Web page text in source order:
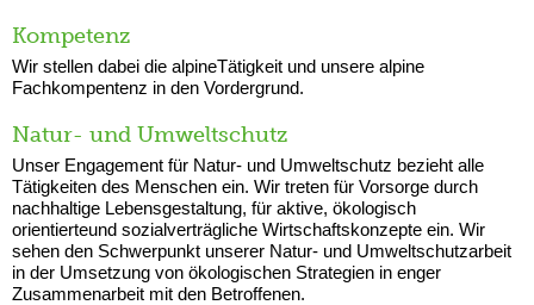
Kompetenz
Wir stellen dabei die alpineTätigkeit und unsere alpine
Fachkompentenz in den Vordergrund.
Natur- und Umweltschutz
Unser Engagement für Natur- und Umweltschutz bezieht alle
Tätigkeiten des Menschen ein. Wir treten für Vorsorge durch
nachhaltige Lebensgestaltung, für aktive, ökologisch
orientierteund sozialverträgliche Wirtschaftskonzepte ein. Wir
sehen den Schwerpunkt unserer Natur- und Umweltschutzarbeit
in der Umsetzung von ökologischen Strategien in enger
Zusammenarbeit mit den Betroffenen.